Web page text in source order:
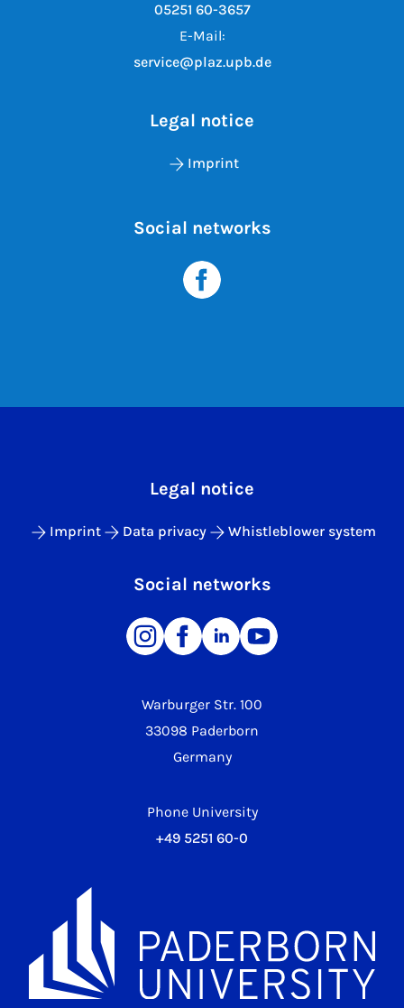
05251 60-3657
E-Mail:
service@plaz.upb.de
Legal notice
Imprint
Social networks
Warburger Str. 100
33098 Paderborn
Germany
Phone University
+49 5251 60-0
Legal notice
Imprint Data privacy Whistleblower system
Social networks